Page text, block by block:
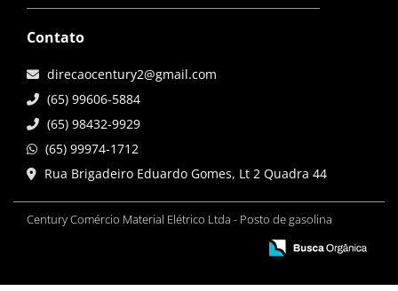
Contato
direcaocentury2@gmail.com
(65) 99606-5884
(65) 98432-9929
(65) 99974-1712
Rua Brigadeiro Eduardo Gomes, Lt 2 Quadra 44
Century Comércio Material Elétrico Ltda - Posto de gasolina